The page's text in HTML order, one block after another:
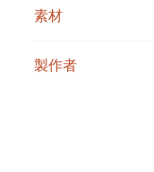
素材
製作者